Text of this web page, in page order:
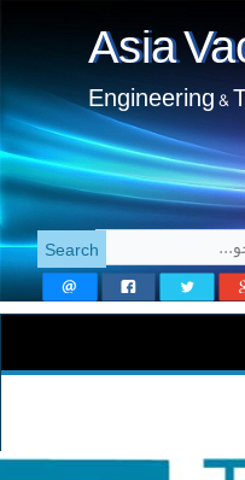
Asia
Engineering &